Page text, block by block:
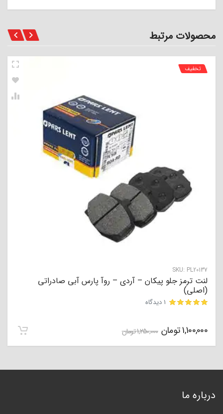
محصولات مرتبط
SKU: PL20137
تخفیف
لنت ترمز جلو پیکان – آردی – روآ پارس آبی صادراتی
(اصلی)
1 دیدگاه
1,100,000تومان 1,250,000تومان
درباره ما